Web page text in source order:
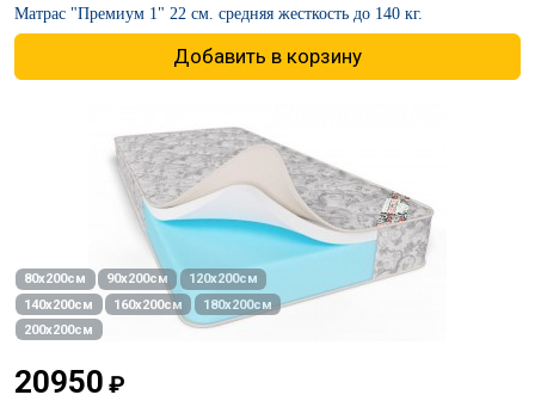
Матрас "Премиум 1" 22 см. средняя жесткость до 140 кг.
Добавить в корзину
80х200см 90х200см
120х200см
140х200см
160х200см
180х200см
200х200см
20950 ₽